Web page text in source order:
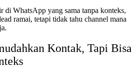
di WhatsApp yang sama tanpa konteks,
ramai, tetapi tidak tahu channel mana
Kontak, Tapi Bisa